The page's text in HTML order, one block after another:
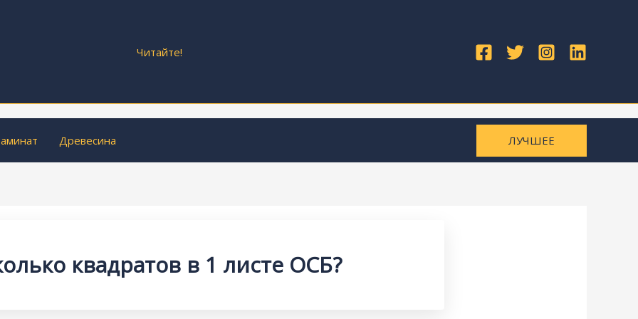
Читайте!
Древесина ЛУЧШЕЕ
квадратов в 1 листе ОСБ?